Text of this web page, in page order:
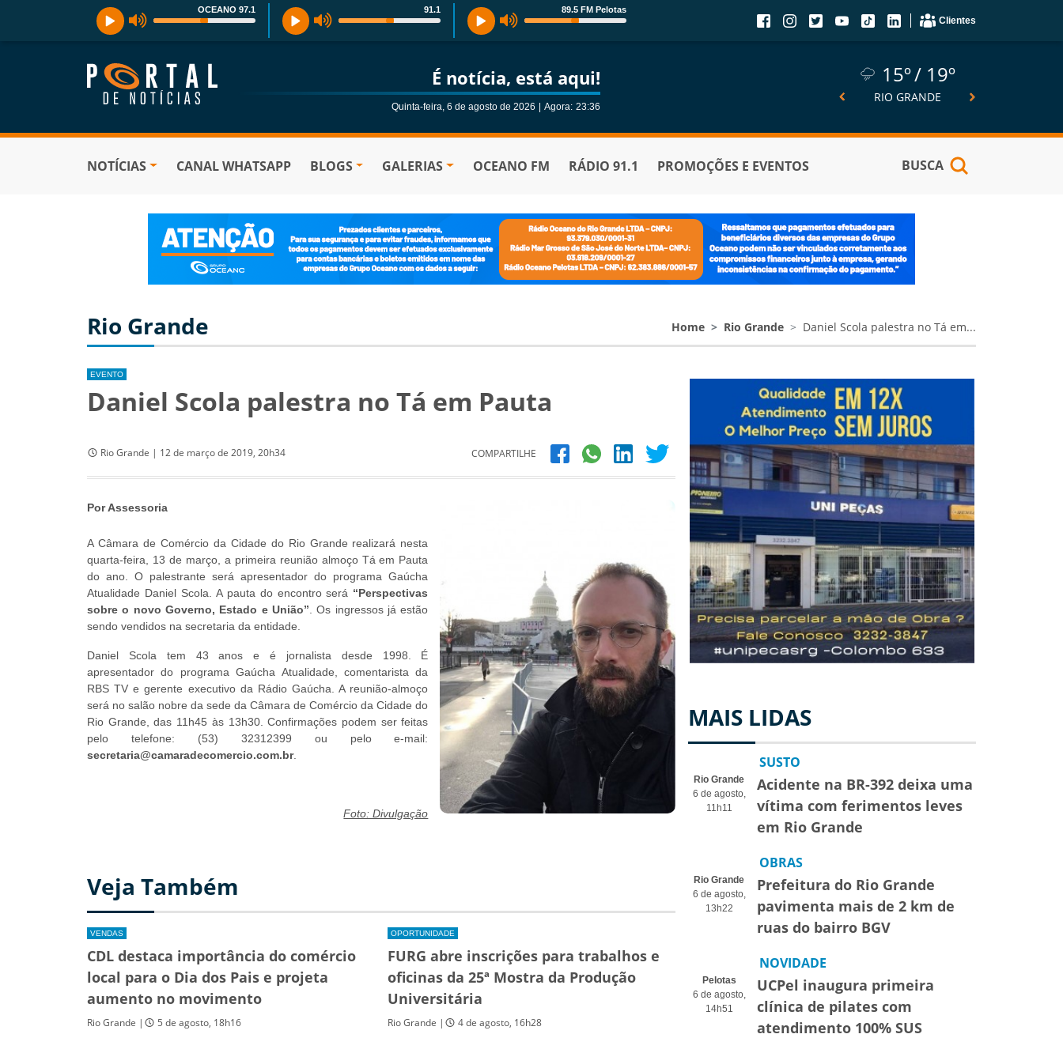
OCEANO 97.1 91.1 89.5 FM Pelotas
Clientes
É notícia, está aqui!
Quinta-feira, 6 de agosto de 2026 | Agora: 23:36
15º 19º
RIO GRANDE
NOTÍCIAS CANAL WHATSAPP BLOGS GALERIAS OCEANO FM RÁDIO 91.1 PROMOÇÕES E EVENTOS BUSCA
Rio Grande Home Rio Grande Daniel Scola palestra no Tá em...
EVENTO
Daniel Scola palestra no Tá em Pauta
Rio Grande | 12 de março de 2019, 20h34 COMPARTILHE
Por Assessoria
A Câmara de Comércio da Cidade do Rio Grande realizará nesta
quarta-feira, 13 de março, a primeira reunião almoço Tá em Pauta
do ano. O palestrante será apresentador do programa Gaúcha
Atualidade Daniel Scola. A pauta do encontro será “Perspectivas
sobre o novo Governo, Estado e União” . Os ingressos já estão
sendo vendidos na secretaria da entidade.
Daniel Scola tem 43 anos e é jornalista desde 1998. É
apresentador do programa Gaúcha Atualidade, comentarista da
RBS TV e gerente executivo da Rádio Gaúcha. A reunião-almoço
será no salão nobre da sede da Câmara de Comércio da Cidade do
Rio Grande, das 11h45 às 13h30. Confirmações podem ser feitas
pelo telefone: (53) 32312399 ou pelo e-mail:
secretaria@camaradecomercio.com.br.
Foto: Divulgação
Veja Também
VENDAS
CDL destaca importância do comércio
local para o Dia dos Pais e projeta
aumento no movimento
Rio Grande | 5 de agosto, 18h16
OPORTUNIDADE
FURG abre inscrições para trabalhos e
oficinas da 25ª Mostra da Produção
Universitária
Rio Grande | 4 de agosto, 16h28
MAIS LIDAS
Rio Grande
6 de agosto,
11h11
SUSTO
Acidente na BR-392 deixa uma
vítima com ferimentos leves
em Rio Grande
Rio Grande
6 de agosto,
13h22
OBRAS
Prefeitura do Rio Grande
pavimenta mais de 2 km de
ruas do bairro BGV
Pelotas
6 de agosto,
14h51
NOVIDADE
UCPel inaugura primeira
clínica de pilates com
atendimento 100% SUS